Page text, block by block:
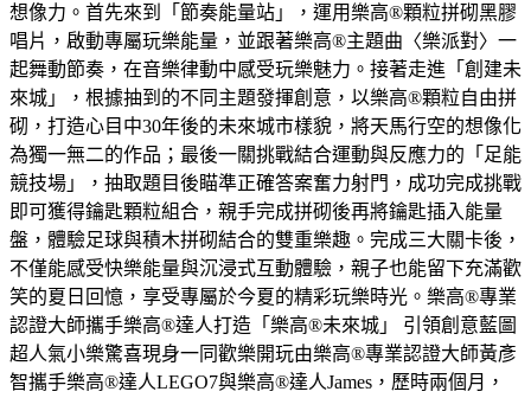
想像力。首先來到「節奏能量站」，運用樂高®顆粒拼砌黑膠
唱片，啟動專屬玩樂能量，並跟著樂高®主題曲〈樂派對〉一
起舞動節奏，在音樂律動中感受玩樂魅力。接著走進「創建未
來城」，根據抽到的不同主題發揮創意，以樂高®顆粒自由拼
砌，打造心目中30年後的未來城市樣貌，將天馬行空的想像化
為獨一無二的作品；最後一關挑戰結合運動與反應力的「足能
競技場」，抽取題目後瞄準正確答案奮力射門，成功完成挑戰
即可獲得鑰匙顆粒組合，親手完成拼砌後再將鑰匙插入能量
盤，體驗足球與積木拼砌結合的雙重樂趣。完成三大關卡後，
不僅能感受快樂能量與沉浸式互動體驗，親子也能留下充滿歡
笑的夏日回憶，享受專屬於今夏的精彩玩樂時光。樂高®專業
認證大師攜手樂高®達人打造「樂高®未來城」 引領創意藍圖
超人氣小樂驚喜現身一同歡樂開玩由樂高®專業認證大師黃彥
智攜手樂高®達人LEGO7與樂高®達人James，歷時兩個月，